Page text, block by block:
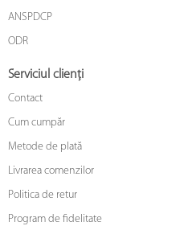
ANSPDCP
ODR
Serviciul clienți
Contact
Cum cumpăr
Metode de plată
Livrarea comenzilor
Politica de retur
Program de fidelitate